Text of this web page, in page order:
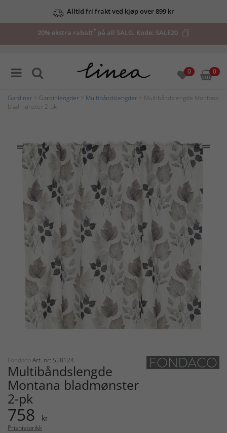
Alltid fri frakt ved kjøp over 899 kr
20% ekstra rabatt* på all SALG. Kode: SALE20
0 0
Gardiner Gardinlengder Multibåndslengder > Multibåndslengde Montana
bladmønster 2-pk
Fondaco Art. nr: 558124
Multibåndslengde
Montana bladmønster
2-pk
758 kr
Prishistorikk